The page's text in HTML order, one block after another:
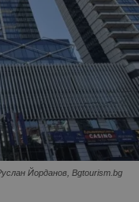
Йорданов, Bgtourism.bg